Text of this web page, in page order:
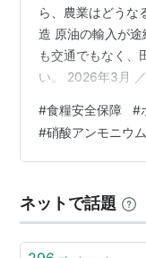
ら、農業はどう
造 原油の輸入が
も交通でもなく、
い。 2026年3月
喉元」だ。イラン
よってこの航路が
国でエネルギー危
天然ガスを原料と
稿では、石油由来
#食糧安全保障 #
#硝酸アンモニウム
ネットで話題